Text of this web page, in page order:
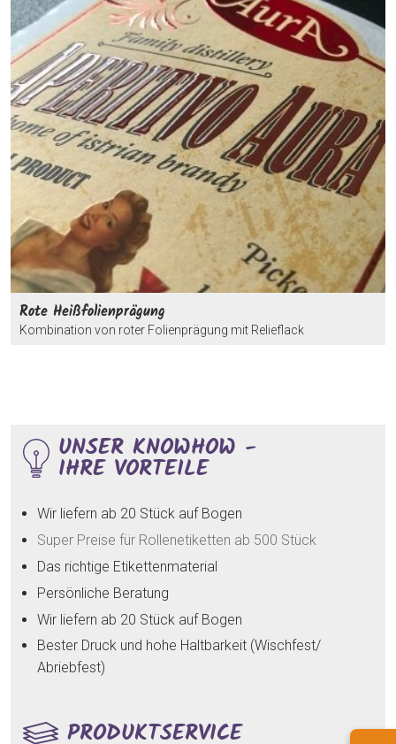
Rote Heißfolienprägung
Kombination von roter Folienprägung mit Relieflack
UNSER KNOWHOW -
IHRE VORTEILE
Wir liefern ab 20 Stück auf Bogen
Super Preise für Rollenetiketten ab 500 Stück
Das richtige Etikettenmaterial
Persönliche Beratung
Wir liefern ab 20 Stück auf Bogen
Bester Druck und hohe Haltbarkeit (Wischfest/
Abriebfest)
PRODUKTSERVICE